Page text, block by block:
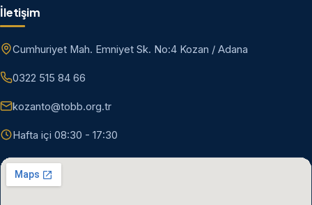
İletişim
Cumhuriyet Mah. Emniyet Sk. No:4 Kozan / Adana
0322 515 84 66
kozanto@tobb.org.tr
Hafta içi 08:30 - 17:30